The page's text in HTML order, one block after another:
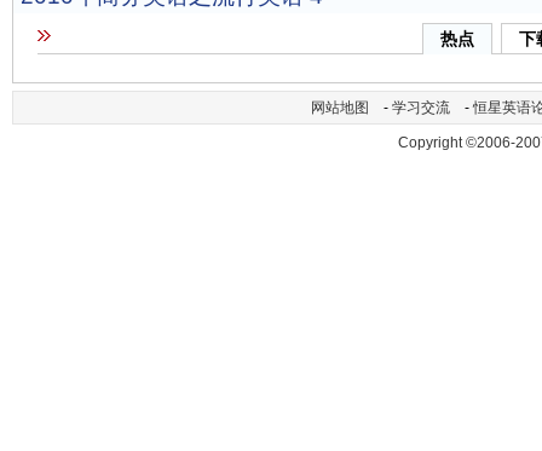
热点 下
网站地图 - 学习交流 -恒星英语
Copyright ©2006-